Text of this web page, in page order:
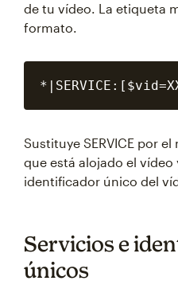
de tu vídeo. La etiqueta
formato.
Sustituye SERVICE por
que está alojado el vídeo
identificador único del
Servicios e
únicos